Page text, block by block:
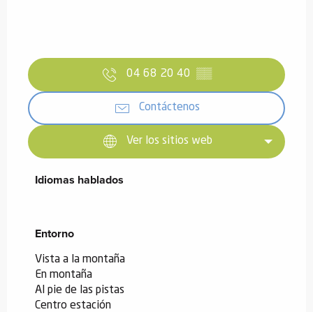
04 68 20 40 ▒▒
Contáctenos
Ver los sitios web
Idiomas hablados
Idiomas hablados
Entorno
Entorno
Vista a la montaña
En montaña
Al pie de las pistas
Centro estación